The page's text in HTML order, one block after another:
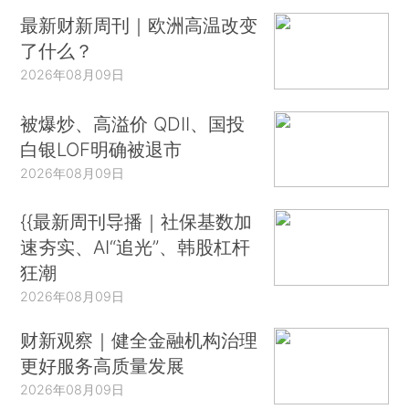
最新财新周刊｜欧洲高温改变
了什么？
2026年08月09日
被爆炒、高溢价 QDII、国投
白银LOF明确被退市
2026年08月09日
{{最新周刊导播｜社保基数加
速夯实、AI“追光”、韩股杠杆
狂潮
2026年08月09日
财新观察｜健全金融机构治理
更好服务高质量发展
2026年08月09日